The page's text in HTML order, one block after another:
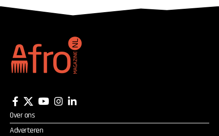
Over ons
Adverteren